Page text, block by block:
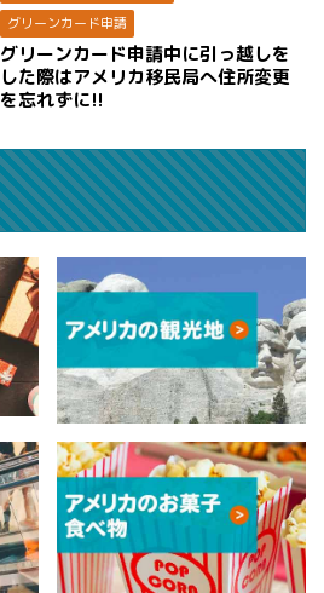
グリーンカード申請
グリーンカード申請中に引っ越しを
した際はアメリカ移民局へ住所変更
を忘れずに!!